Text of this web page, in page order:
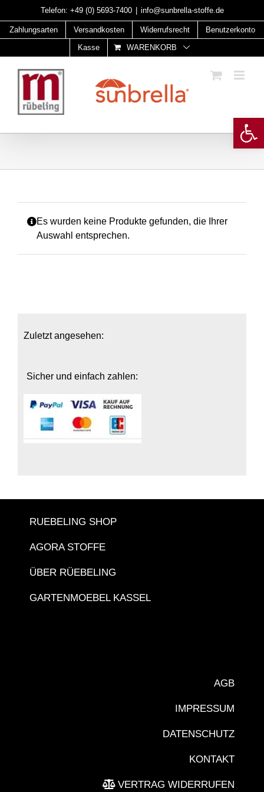
to
content
Telefon: +49 (0) 5693-7400 info@sunbrella-stoffe.de
Zahlungsarten Versandkosten Widerrufsrecht
Benutzerkonto
Kasse
WARENKORB
Es wurden keine Produkte gefunden, die Ihrer
Auswahl entsprechen.
Zuletzt angesehen:
Sicher und einfach zahlen:
RUEBELING SHOP
AGORA STOFFE
ÜBER RÜEBELING
GARTENMOEBEL KASSEL
AGB
IMPRESSUM
DATENSCHUTZ
KONTAKT
VERTRAG WIDERRUFEN